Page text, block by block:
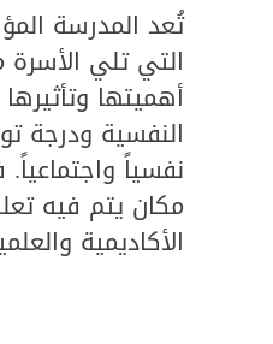
تُعد المدرسة
التي تلي
أهميتها
النفسية ودرجة
نفسياً
مكان يتم فيه
الأكاديمية